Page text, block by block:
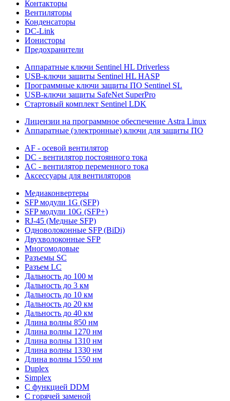
Контакторы
Вентиляторы
Конденсаторы
DC-Link
Ионисторы
Предохранители
Аппаратные ключи Sentinel HL Driverless
USB-ключи защиты Sentinel HL HASP
Программные ключи защиты ПО Sentinel SL
USB-ключи защиты SafeNet SuperPro
Стартовый комплект Sentinel LDK
Лицензии на программное обеспечение Astra Linux
Аппаратные (электронные) ключи для защиты ПО
AF - осевой вентилятор
DC - вентилятор постоянного тока
AC - вентилятор переменного тока
Аксессуары для вентиляторов
Медиаконвертеры
SFP модули 1G (SFP)
SFP модули 10G (SFP+)
RJ-45 (Медные SFP)
Одноволоконные SFP (BiDi)
Двухволоконные SFP
Многомодовые
Разъемы SC
Разъем LC
Дальность до 100 м
Дальность до 3 км
Дальность до 10 км
Дальность до 20 км
Дальность до 40 км
Длина волны 850 нм
Длина волны 1270 нм
Длина волны 1310 нм
Длина волны 1330 нм
Длина волны 1550 нм
Duplex
Simplex
С функцией DDM
С горячей заменой